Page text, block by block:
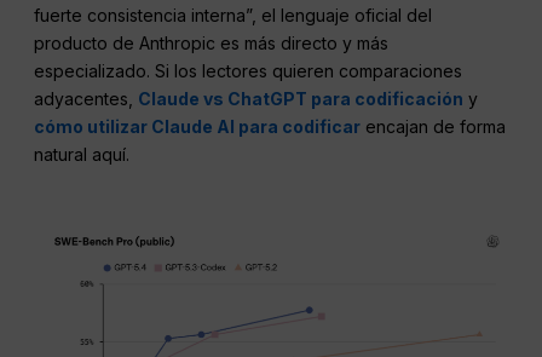
fuerte consistencia interna”, el lenguaje oficial del
producto de Anthropic es más directo y más
especializado. Si los lectores quieren comparaciones
adyacentes, Claude vs ChatGPT para codificación y
cómo utilizar Claude AI para codificar encajan de forma
natural aquí.